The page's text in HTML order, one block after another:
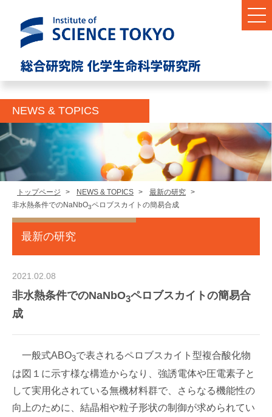
NEWS & TOPICS
トップページ > NEWS & TOPICS > 最新の研究 >
非水熱条件でのNaNbO3ペロブスカイトの簡易合成
最新の研究
2021.02.08
非水熱条件でのNaNbO3ペロブスカイトの簡易合
成
一般式ABO3で表されるペロブスカイト型複合酸化物
は図１に示す様な構造からなり、強誘電体や圧電素子と
して実用化されている無機材料群で、さらなる機能性の
向上のために、結晶相や粒子形状の制御が求められてい